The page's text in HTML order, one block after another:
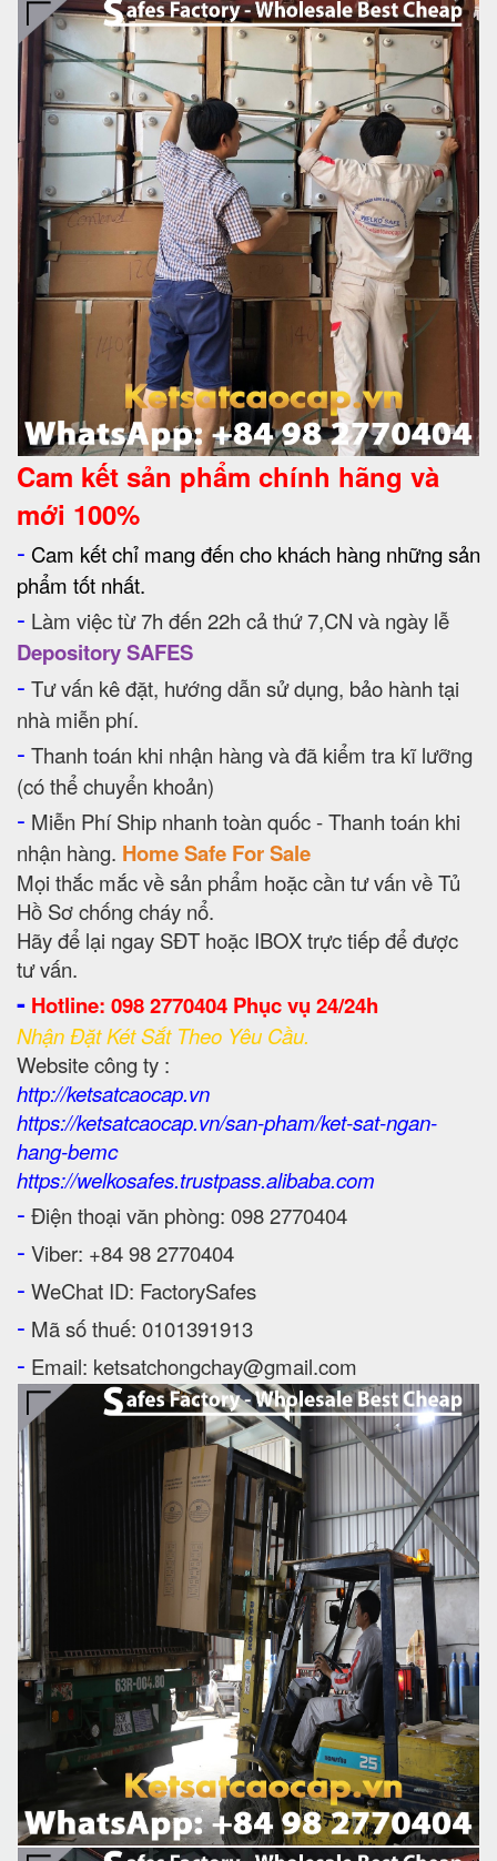
Cam kết sản phẩm chính hãng và
mới 100%
- Cam kết chỉ mang đến cho khách hàng những sản
phẩm tốt nhất.
- Làm việc từ 7h đến 22h cả thứ 7,CN và ngày lễ
Depository SAFES
- Tư vấn kê đặt, hướng dẫn sử dụng, bảo hành tại
nhà miễn phí.
- Thanh toán khi nhận hàng và đã kiểm tra kĩ lưỡng
(có thể chuyển khoản)
- Miễn Phí Ship nhanh toàn quốc - Thanh toán khi
nhận hàng. Home Safe For Sale
Mọi thắc mắc về sản phẩm hoặc cần tư vấn về Tủ
Hồ Sơ chống cháy nổ.
Hãy để lại ngay SĐT hoặc IBOX trực tiếp để được
tư vấn.
- Hotline: 098 2770404 Phục vụ 24/24h
Nhận Đặt Két Sắt Theo Yêu Cầu.
Website công ty :
http://ketsatcaocap.vn
https://ketsatcaocap.vn/san-pham/ket-sat-ngan-
hang-bemc
https://welkosafes.trustpass.alibaba.com
- Điện thoại văn phòng: 098 2770404
- Viber: +84 98 2770404
- WeChat ID: FactorySafes
- Mã số thuế: 0101391913
- Email: ketsatchongchay@gmail.com